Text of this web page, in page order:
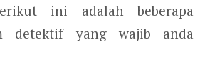
ini adalah beberapa
detektif yang wajib anda